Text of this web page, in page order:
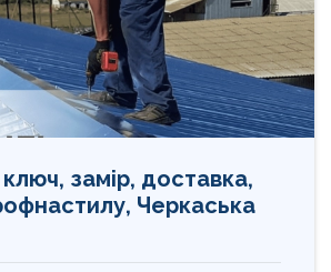
замір, доставка,
Черкаська